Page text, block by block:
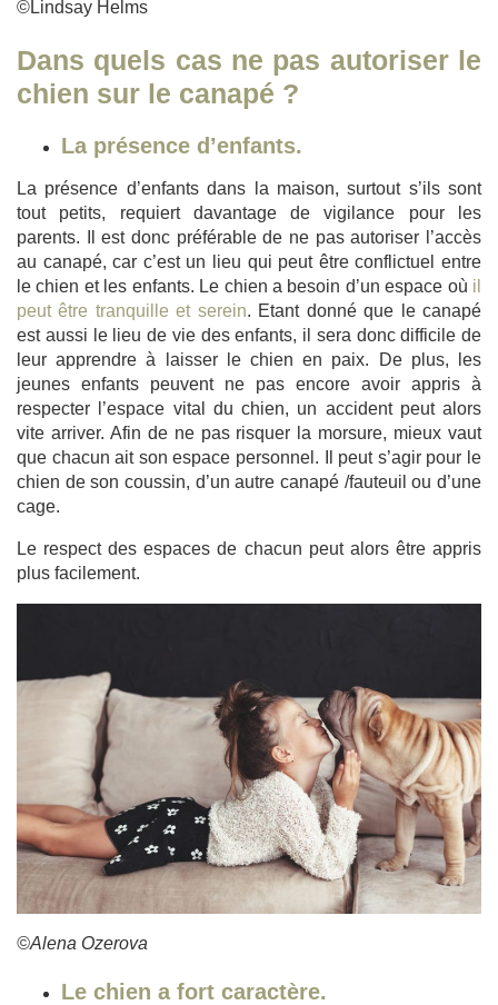
©Lindsay Helms
Dans quels cas ne pas autoriser le
chien sur le canapé ?
La présence d’enfants.
La présence d’enfants dans la maison, surtout s’ils sont
tout petits, requiert davantage de vigilance pour les
parents. Il est donc préférable de ne pas autoriser l’accès
au canapé, car c’est un lieu qui peut être conflictuel entre
le chien et les enfants. Le chien a besoin d’un espace où il
peut être tranquille et serein. Etant donné que le canapé
est aussi le lieu de vie des enfants, il sera donc difficile de
leur apprendre à laisser le chien en paix. De plus, les
jeunes enfants peuvent ne pas encore avoir appris à
respecter l’espace vital du chien, un accident peut alors
vite arriver. Afin de ne pas risquer la morsure, mieux vaut
que chacun ait son espace personnel. Il peut s’agir pour le
chien de son coussin, d’un autre canapé /fauteuil ou d’une
cage.
Le respect des espaces de chacun peut alors être appris
plus facilement.
©Alena Ozerova
Le chien a fort caractère.